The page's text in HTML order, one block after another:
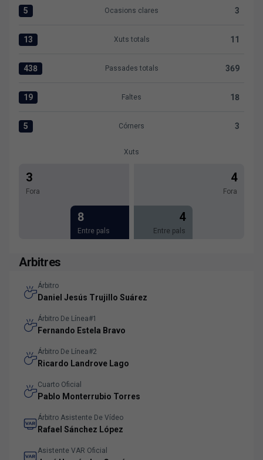
Ocasions clares:Levante UD 5 versus Albacete BP 3
5 Ocasions clares 3
Xuts totals:Levante UD 13 versus Albacete BP 11
13 Xuts totals 11
Passades totals:Levante UD 438 versus Albacete BP 369
438 Passades totals 369
Faltes:Levante UD 19 versus Albacete BP 18
19 Faltes 18
Córners:Levante UD 5 versus Albacete BP 3
5 Córners 3
Xuts
3
Fora
8
Entre pals
4
Fora
4
Entre pals
Arbitres
Árbitro
Daniel Jesús Trujillo Suárez
Árbitro De Línea#1
Fernando Estela Bravo
Árbitro De Línea#2
Ricardo Landrove Lago
Cuarto Oficial
Pablo Monterrubio Torres
Árbitro Asistente De Vídeo
Rafael Sánchez López
Asistente VAR Oficial